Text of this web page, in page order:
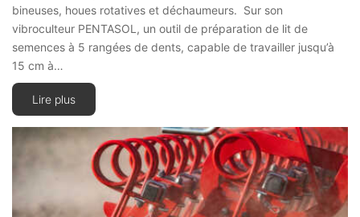
bineuses, houes rotatives et déchaumeurs. Sur son
vibroculteur PENTASOL, un outil de préparation de lit de
semences à 5 rangées de dents, capable de travailler jusqu’à
15 cm à…
Lire plus